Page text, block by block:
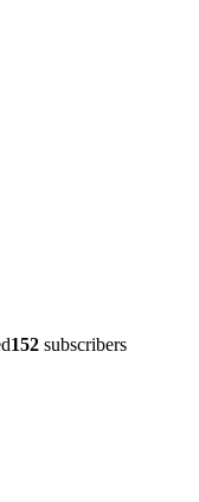
152 subscribers